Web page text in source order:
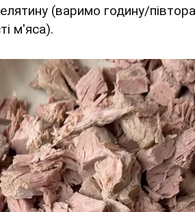
(варимо годину/
м'яса).